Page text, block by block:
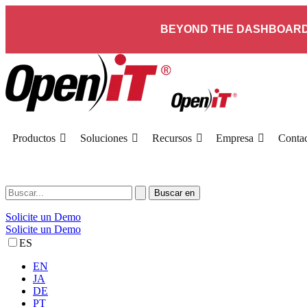
BEYOND THE
Productos Soluciones Recursos Empresa
Solicite un Demo
Solicite un Demo
ES
EN
JA
DE
PT